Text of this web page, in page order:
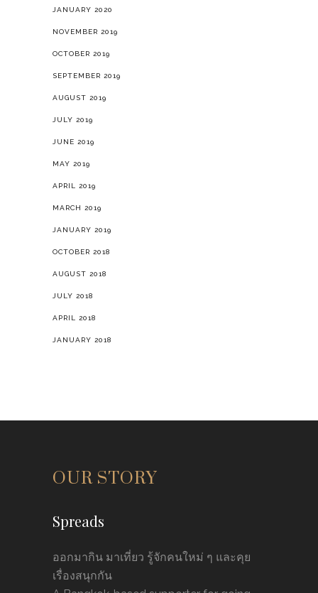
JANUARY 2020
NOVEMBER 2019
OCTOBER 2019
SEPTEMBER 2019
AUGUST 2019
JULY 2019
JUNE 2019
MAY 2019
APRIL 2019
MARCH 2019
JANUARY 2019
OCTOBER 2018
AUGUST 2018
JULY 2018
APRIL 2018
JANUARY 2018
OUR STORY
Spreads
ออกมากิน มาเที่ยว รู้จักคนใหม่ ๆ และคุย
เรื่องสนุกกัน